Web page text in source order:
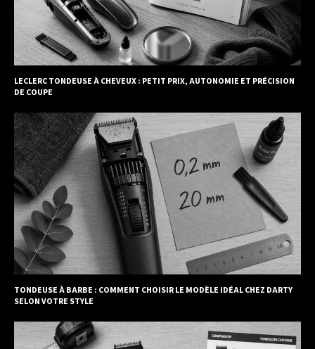
LECLERC TONDEUSE À CHEVEUX : PETIT PRIX, AUTONOMIE ET PRÉCISION
DE COUPE
TONDEUSE À BARBE : COMMENT CHOISIR LE MODÈLE IDÉAL CHEZ DARTY
SELON VOTRE STYLE